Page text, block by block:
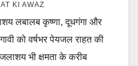
KI AWAZ
लबालब कृष्णा, दूधगंगा और
को वर्षभर पेयजल राहत की
भी क्षमता के करीब